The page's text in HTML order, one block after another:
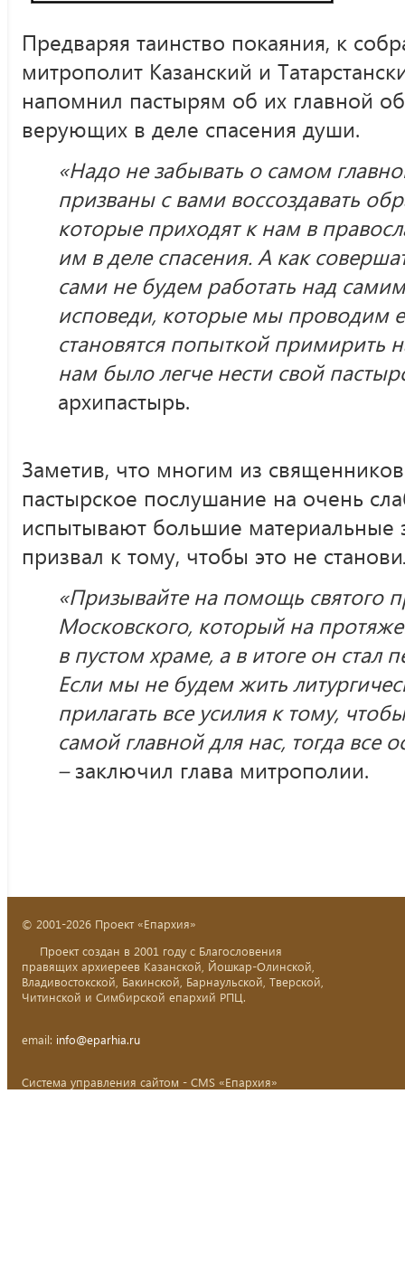
Предваряя таинство покаяния, к
митрополит Казанский и
напомнил пастырям об их главной
верующих в деле спасения души.
«Надо не забывать о самом
призваны с вами воссоздавать
которые приходят к нам в
им в деле спасения. А как
сами не будем работать над
исповеди, которые мы проводим
становятся попыткой примирить
нам было легче нести свой
архипастырь.
Заметив, что многим из
пастырское послушание на очень
испытывают большие материальные
призвал к тому, чтобы это не
«Призывайте на помощь святого
Московского, который на
в пустом храме, а в итоге он
Если мы не будем жить
прилагать все усилия к тому,
самой главной для нас, тогда все
–заключил глава митрополии.
© 2001-2026 Проект «Епархия»
Проект создан в 2001 году с Благословения
правящих архиереев Казанской, Йошкар-Олинской,
Владивостокской, Бакинской, Барнаульской, Тверской,
Читинской и Симбирской епархий РПЦ.
email: info@eparhia.ru
Система управления сайтом - CMS «Епархия»